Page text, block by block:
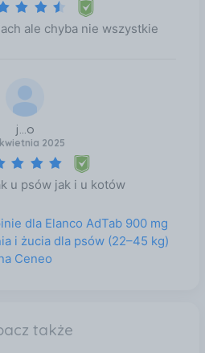
ale chyba nie wszystkie
j...o
2025
u psów jak i u kotów
dla Elanco AdTab 900 mg
i żucia dla psów (22–45 kg)
Ceneo
także